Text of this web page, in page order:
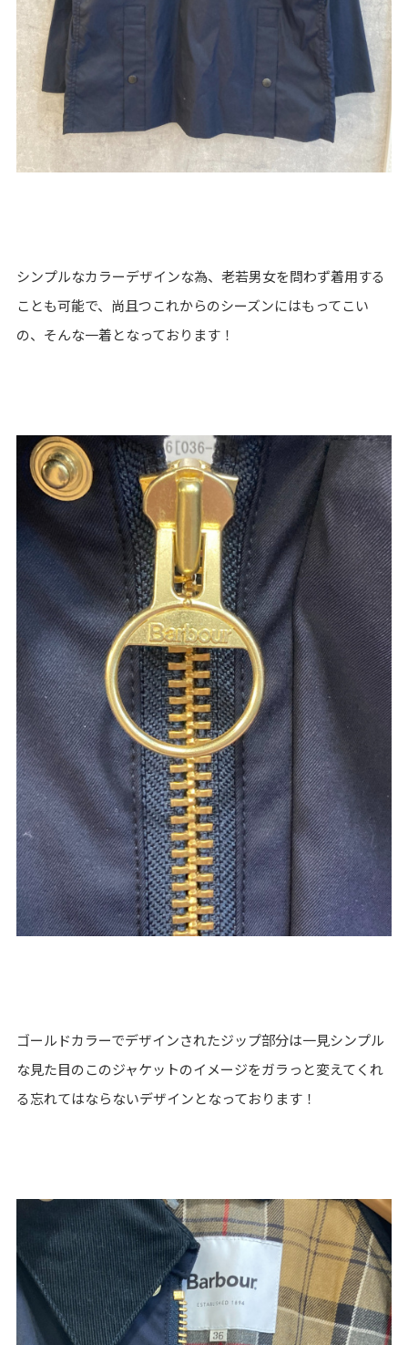
シンプルなカラーデザインな為、老若男女を問わず着用する
ことも可能で、尚且つこれからのシーズンにはもってこい
の、そんな一着となっております！
ゴールドカラーでデザインされたジップ部分は一見シンプル
な見た目のこのジャケットのイメージをガラっと変えてくれ
る忘れてはならないデザインとなっております！